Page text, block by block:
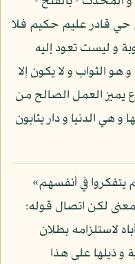
قادر عليم حكيم فلا
و ليست تعود إليه
الثواب و لا يكون إلا
يميز العمل الصالح من
هي الدنيا و دار يثابون
يتفكروا في أنفسهم»
لكن اتصال قوله:
لاستلزامه بطلان
و ذيلها على هذا